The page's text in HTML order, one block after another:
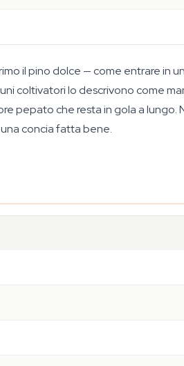
il pino dolce — come entrare in
coltivatori lo descrivono come
pepato che resta in gola a lungo.
concia fatta bene.